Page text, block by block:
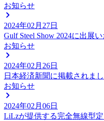
お知らせ
2024年02月27日
Gulf Steel Show 2024に出展
お知らせ
2024年02月26日
日本経済新聞に掲載されま
お知らせ
2024年02月06日
LiLzが提供する完全無線型